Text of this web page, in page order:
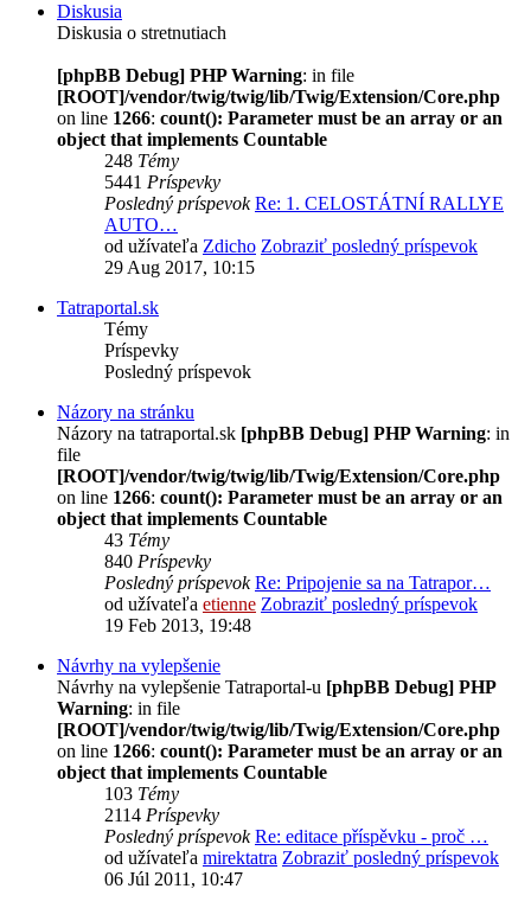
Diskusia
Diskusia o stretnutiach
[phpBB Debug] PHP Warning: in file
[ROOT]/vendor/twig/twig/lib/Twig/Extension/Core.php
on line 1266: count(): Parameter must be an array or an
object that implements Countable
248 Témy
5441 Príspevky
Posledný príspevok Re: 1. CELOSTÁTNÍ RALLYE
AUTO…
od užívateľa Zdicho Zobraziť posledný príspevok
29 Aug 2017, 10:15
Tatraportal.sk
Témy
Príspevky
Posledný príspevok
Názory na stránku
Názory na tatraportal.sk [phpBB Debug] PHP Warning: in
file
[ROOT]/vendor/twig/twig/lib/Twig/Extension/Core.php
on line 1266: count(): Parameter must be an array or an
object that implements Countable
43 Témy
840 Príspevky
Posledný príspevok Re: Pripojenie sa na Tatrapor…
od užívateľa etienne Zobraziť posledný príspevok
19 Feb 2013, 19:48
Návrhy na vylepšenie
Návrhy na vylepšenie Tatraportal-u [phpBB Debug] PHP
Warning: in file
[ROOT]/vendor/twig/twig/lib/Twig/Extension/Core.php
on line 1266: count(): Parameter must be an array or an
object that implements Countable
103 Témy
2114 Príspevky
Posledný príspevok Re: editace příspěvku - proč …
od užívateľa mirektatra Zobraziť posledný príspevok
06 Júl 2011, 10:47